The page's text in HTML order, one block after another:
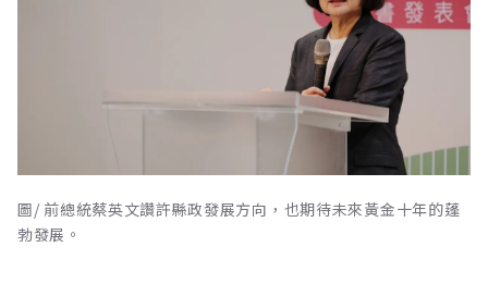
圖/ 前總統蔡英文讚許縣政發展方向，也期待未來黃金十年的蓬
勃發展。